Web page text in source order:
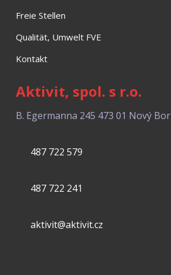
Freie Stellen
Qualität, Umwelt FVE
Kontakt
Aktivit, spol. s r.o.
B. Egermanna 245 473 01 Nový Bor
487 722 579
487 722 241
aktivit@aktivit.cz